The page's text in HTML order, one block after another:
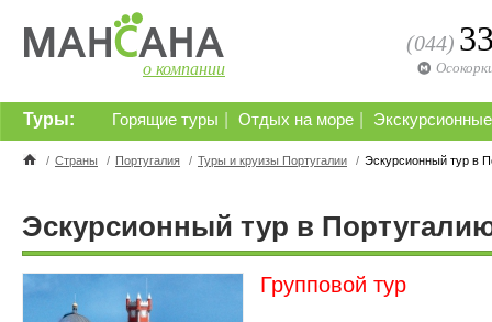
о компании
(044)
Горящие туры Отдых на море
Туры:
/ Страны / Португалия / Туры и круизы Португалии / Эскурсионный тур в
Эскурсионный тур в
Групповой тур